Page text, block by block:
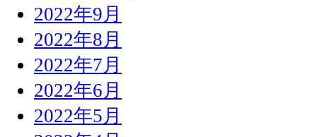
2022年9月
2022年8月
2022年7月
2022年6月
2022年5月